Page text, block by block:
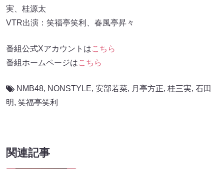
実、桂源太
VTR出演：笑福亭笑利、春風亭昇々
番組公式Xアカウントはこちら
番組ホームページはこちら
NMB48, NONSTYLE, 安部若菜, 月亭方正, 桂三実, 石田
明, 笑福亭笑利
関連記事